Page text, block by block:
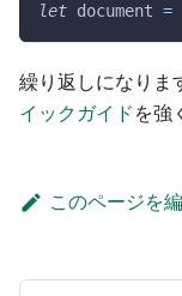
let document =
繰り返しになりま
イックガイドを強
このページを